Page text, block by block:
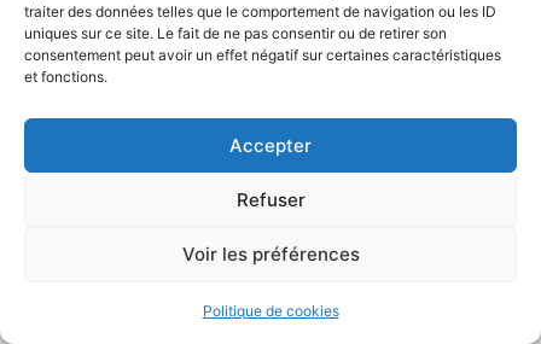
traiter des données telles que le comportement de navigation ou les ID
uniques sur ce site. Le fait de ne pas consentir ou de retirer son
consentement peut avoir un effet négatif sur certaines caractéristiques
et fonctions.
Accepter
Refuser
Voir les préférences
Politique de cookies